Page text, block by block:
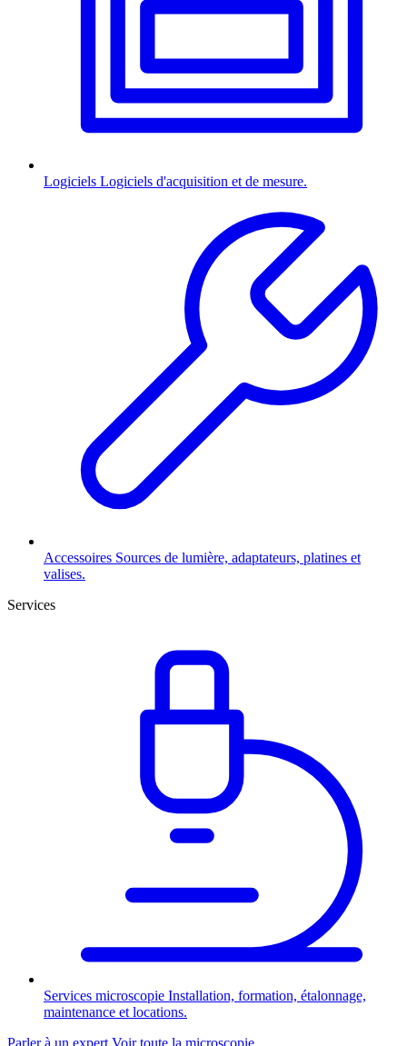
Logiciels Logiciels d'acquisition et de mesure.
Accessoires Sources de lumière, adaptateurs, platines et
valises.
Services
Services microscopie Installation, formation, étalonnage,
maintenance et locations.
Parler à un expert Voir toute la microscopie